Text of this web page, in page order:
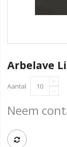
Arbelave
Aantal
Neem